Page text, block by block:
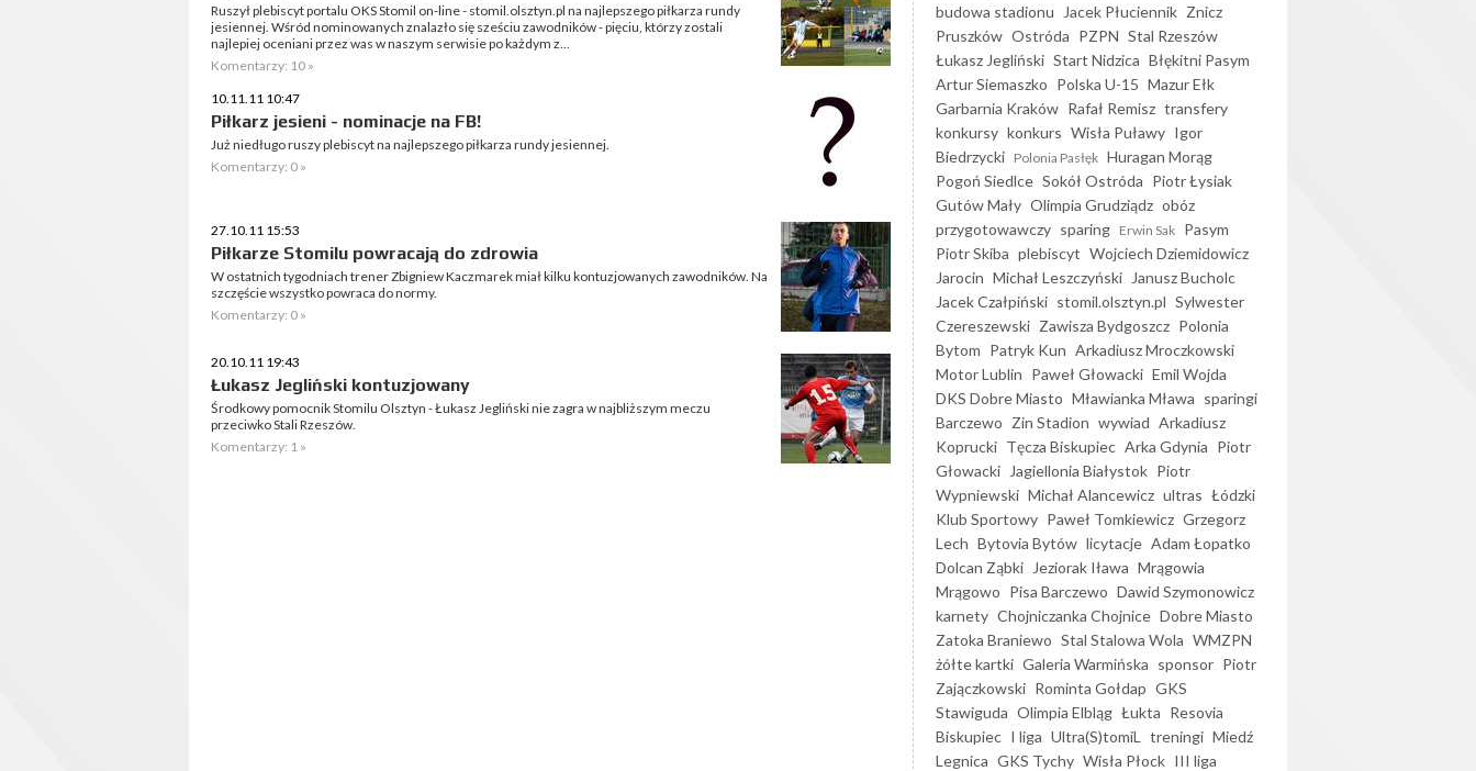
Ruszył plebiscyt portalu OKS Stomil on-line - stomil.olsztyn.pl na najlepszego piłkarza rundy
jesiennej. Wśród nominowanych znalazło się sześciu zawodników - pięciu, którzy zostali
najlepiej oceniani przez was w naszym serwisie po każdym z...
Komentarzy: 10 »
10.11.11 10:47
Piłkarz jesieni - nominacje na FB!
Już niedługo ruszy plebiscyt na najlepszego piłkarza rundy jesiennej.
Komentarzy: 0 »
27.10.11 15:53
Piłkarze Stomilu powracają do zdrowia
W ostatnich tygodniach trener Zbigniew Kaczmarek miał kilku kontuzjowanych zawodników. Na
szczęście wszystko powraca do normy.
Komentarzy: 0 »
20.10.11 19:43
Łukasz Jegliński kontuzjowany
Środkowy pomocnik Stomilu Olsztyn - Łukasz Jegliński nie zagra w najbliższym meczu
przeciwko Stali Rzeszów.
Komentarzy: 1 »
budowa stadionu
Jacek Płuciennik Znicz
Pruszków Ostróda PZPN Stal Rzeszów
Łukasz Jegliński Start Nidzica Błękitni Pasym
Artur Siemaszko Polska U-15 Mazur Ełk
Garbarnia Kraków Rafał Remisz transfery
konkursy konkurs Wisła Puławy Igor
Biedrzycki Polonia Pasłęk Huragan Morąg
Pogoń Siedlce Sokół Ostróda Piotr Łysiak
Gutów Mały Olimpia Grudziądz obóz
przygotowawczy sparing Erwin Sak Pasym
Piotr Skiba plebiscyt Wojciech Dziemidowicz
Jarocin Michał Leszczyński
Janusz Bucholc
Jacek Czałpiński stomil.olsztyn.pl Sylwester
Czereszewski Zawisza Bydgoszcz Polonia
Bytom Patryk Kun Arkadiusz Mroczkowski
Motor Lublin Paweł Głowacki Emil Wojda
DKS Dobre Miasto Mławianka Mława sparingi
Barczewo Zin Stadion wywiad Arkadiusz
Koprucki Tęcza Biskupiec Arka Gdynia Piotr
Głowacki
Jagiellonia Białystok Piotr
Wypniewski Michał Alancewicz ultras Łódzki
Klub Sportowy Paweł Tomkiewicz Grzegorz
Lech Bytovia Bytów licytacje Adam Łopatko
Dolcan Ząbki
Jeziorak Iława Mrągowia
Mrągowo Pisa Barczewo Dawid Szymonowicz
karnety Chojniczanka Chojnice Dobre Miasto
Zatoka Braniewo Stal Stalowa Wola WMZPN
żółte kartki Galeria Warmińska sponsor Piotr
Zajączkowski Rominta Gołdap GKS
Stawiguda Olimpia Elbląg Łukta Resovia
Biskupiec I liga Ultra(S)tomiL treningi Miedź
Legnica GKS Tychy Wisła Płock III liga